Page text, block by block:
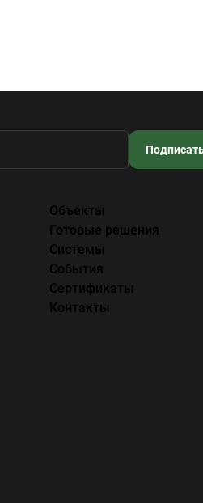
Объекты
Готовые решения
Системы
События
Сертификаты
Контакты